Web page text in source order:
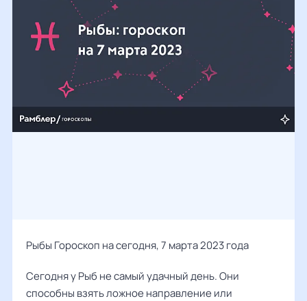
Рыбы Гороскоп на сегодня, 7 марта 2023 года
Сегодня у Рыб не самый удачный день. Они
способны взять ложное направление или